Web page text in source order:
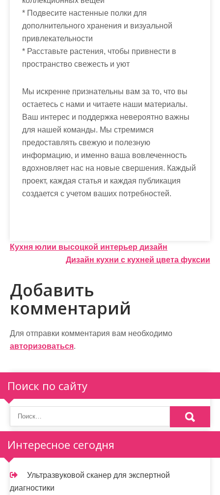
* Подвесите настенные полки для
дополнительного хранения и визуальной
привлекательности
* Расставьте растения, чтобы привнести в
пространство свежесть и уют
Мы искренне признательны вам за то, что вы
остаетесь с нами и читаете наши материалы.
Ваш интерес и поддержка невероятно важны
для нашей команды. Мы стремимся
предоставлять свежую и полезную
информацию, и именно ваша вовлеченность
вдохновляет нас на новые свершения. Каждый
проект, каждая статья и каждая публикация
создается с учетом ваших потребностей.
Н
в
и
а
и
я
п
о
з
а
п
Кухня юлии высоцкой интерьер дизайн
Дизайн кухни с кухней цвета фуксии
Добавить
комментарий
Для отправки комментария вам необходимо
авторизоваться.
Поиск по сайту
Интересное сегодня
Ультразвуковой сканер для экспертной
диагностики